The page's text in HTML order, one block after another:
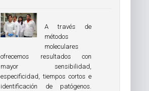
A través de
métodos
moleculares
ofrecemos resultados con
mayor sensibilidad,
especificidad, tiempos cortos e
identificación de patógenos.